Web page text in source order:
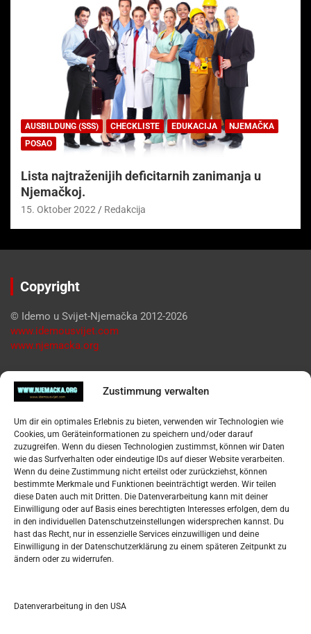
Zustimmung verwalten
Um dir ein optimales Erlebnis zu bieten, verwenden wir Technologien wie
Cookies, um Geräteinformationen zu speichern und/oder darauf
zuzugreifen. Wenn du diesen Technologien zustimmst, können wir Daten
wie das Surfverhalten oder eindeutige IDs auf dieser Website verarbeiten.
Wenn du deine Zustimmung nicht erteilst oder zurückziehst, können
bestimmte Merkmale und Funktionen beeinträchtigt werden. Wir teilen
diese Daten auch mit Dritten. Die Datenverarbeitung kann mit deiner
Einwilligung oder auf Basis eines berechtigten Interesses erfolgen, dem du
in den individuellen Datenschutzeinstellungen widersprechen kannst. Du
hast das Recht, nur in essenzielle Services einzuwilligen und deine
Einwilligung in der Datenschutzerklärung zu einem späteren Zeitpunkt zu
ändern oder zu widerrufen.
Datenverarbeitung in den USA
AUSBILDUNG (SSS) CHECKLISTE EDUKACIJA
NJEMAČKA
POSAO
Lista najtraženijih deficitarnih zanimanja u
Njemačkoj.
15. Oktober 2022 Redakcija
Copyright
© Idemo u Svijet-Njemačka 2012-2026
www.idemousvijet.com
www.njemacka.org
Pregled
Datenschutzerklärung
Widerufsbelehrung
Oglašavanje / Postavite svoj oglas
Tko je “Idemo u Svijet – Njemačka?
Pretražite stranicu:
S